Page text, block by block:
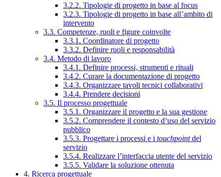
3.2.2. Tipologie di progetto in base al focus
3.2.3. Tipologie di progetto in base all’ambito di
intervento
3.3. Competenze, ruoli e figure coinvolte
3.3.1. Coordinatore di progetto
3.3.2. Definire ruoli e responsabilità
3.4. Metodo di lavoro
3.4.1. Definire processi, strumenti e rituali
3.4.2. Curare la documentazione di progetto
3.4.3. Organizzare tavoli tecnici collaborativi
3.4.4. Prendere decisioni
3.5. Il processo progettuale
3.5.1. Organizzare il progetto e la sua gestione
3.5.2. Comprendere il contesto d’uso del servizio
pubblico
3.5.3. Progettare i processi e i touchpointdel
servizio
3.5.4. Realizzare l’interfaccia utente del servizio
3.5.5. Validare la soluzione ottenuta
4. Ricerca progettuale